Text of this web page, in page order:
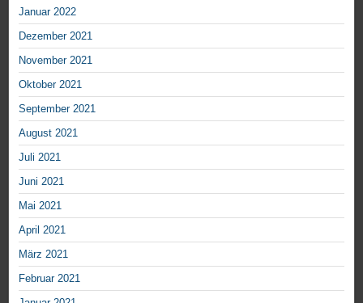
Januar 2022
Dezember 2021
November 2021
Oktober 2021
September 2021
August 2021
Juli 2021
Juni 2021
Mai 2021
April 2021
März 2021
Februar 2021